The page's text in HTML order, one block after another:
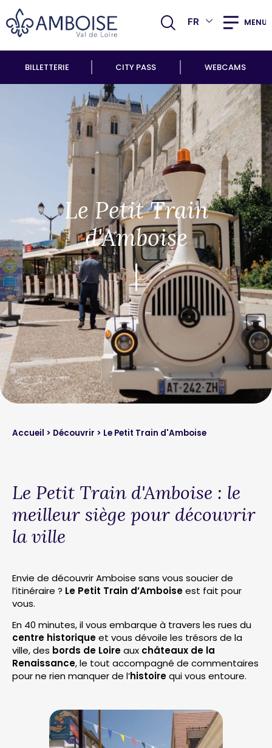
FR MENU
BILLETTERIE CITY PASS WEBCAMS
Le Petit Train
d'Amboise
Accueil > Découvrir > Le Petit Train d'Amboise
Le Petit Train d'Amboise : le
meilleur siège pour découvrir
la ville
Envie de découvrir Amboise sans vous soucier de
l’itinéraire ? Le Petit Train d’Amboiseest fait pour
vous.
En 40 minutes, il vous embarque à travers les rues du
centre historiqueet vous dévoile les trésors de la
ville, des bords de Loireaux châteaux de la
Renaissance, le tout accompagné de commentaires
pour ne rien manquer de l’histoirequi vous entoure.